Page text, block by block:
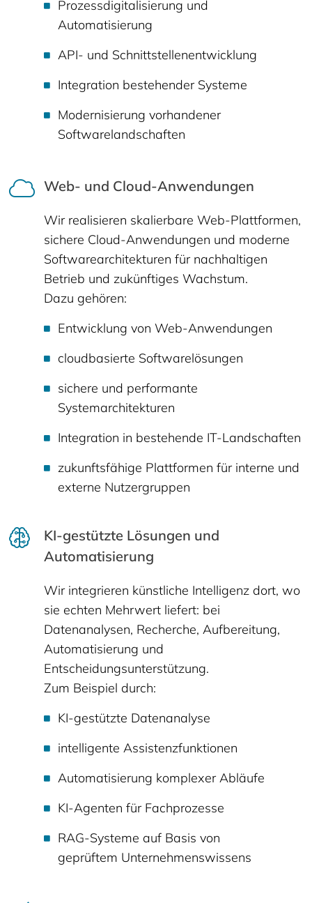
Prozessdigitalisierung und
Automatisierung
API- und Schnittstellenentwicklung
Integration bestehender Systeme
Modernisierung vorhandener
Softwarelandschaften
Web- und Cloud-Anwendungen
Wir realisieren skalierbare Web-Plattformen,
sichere Cloud-Anwendungen und moderne
Softwarearchitekturen für nachhaltigen
Betrieb und zukünftiges Wachstum.
Dazu gehören:
Entwicklung von Web-Anwendungen
cloudbasierte Softwarelösungen
sichere und performante
Systemarchitekturen
Integration in bestehende IT-Landschaften
zukunftsfähige Plattformen für interne und
externe Nutzergruppen
KI-gestützte Lösungen und
Automatisierung
Wir integrieren künstliche Intelligenz dort, wo
sie echten Mehrwert liefert: bei
Datenanalysen, Recherche, Aufbereitung,
Automatisierung und
Entscheidungsunterstützung.
Zum Beispiel durch:
KI-gestützte Datenanalyse
intelligente Assistenzfunktionen
Automatisierung komplexer Abläufe
KI-Agenten für Fachprozesse
RAG-Systeme auf Basis von
geprüftem Unternehmenswissens